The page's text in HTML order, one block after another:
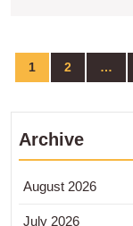
Posts
pagination
1 2 …
Archive
August 2026
July 2026